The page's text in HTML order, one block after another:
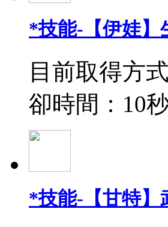
*技能-【伊娃】
目前取得方
卻時間：10
*技能-【甘特】